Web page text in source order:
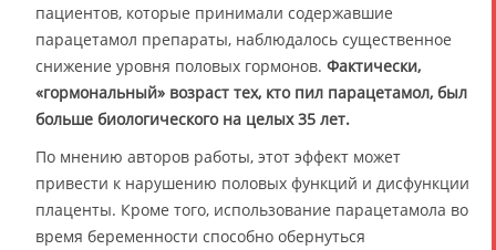
пациентов, которые принимали содержавшие
парацетамол препараты, наблюдалось существенное
снижение уровня половых гормонов. Фактически,
«гормональный» возраст тех, кто пил парацетамол, был
больше биологического на целых 35 лет.
По мнению авторов работы, этот эффект может
привести к нарушению половых функций и дисфункции
плаценты. Кроме того, использование парацетамола во
время беременности способно обернуться